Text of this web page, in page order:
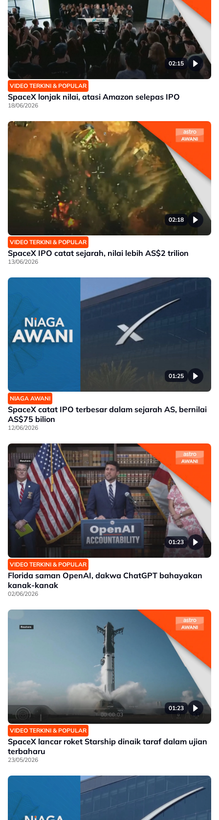
02:15
VIDEO TERKINI & POPULAR
SpaceX lonjak nilai, atasi Amazon selepas IPO
18/06/2026
02:18
VIDEO TERKINI & POPULAR
SpaceX IPO catat sejarah, nilai lebih AS$2 trilion
13/06/2026
01:25
NIAGA AWANI
SpaceX catat IPO terbesar dalam sejarah AS, bernilai
AS$75 bilion
12/06/2026
01:23
VIDEO TERKINI & POPULAR
Florida saman OpenAI, dakwa ChatGPT bahayakan
kanak-kanak
02/06/2026
01:23
VIDEO TERKINI & POPULAR
SpaceX lancar roket Starship dinaik taraf dalam ujian
terbaharu
23/05/2026